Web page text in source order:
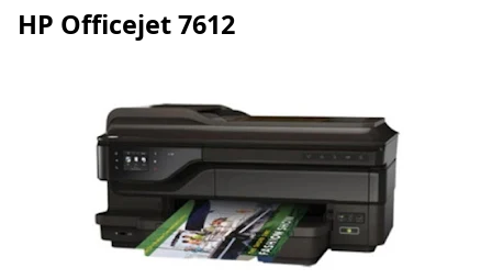
HP Officejet 7612